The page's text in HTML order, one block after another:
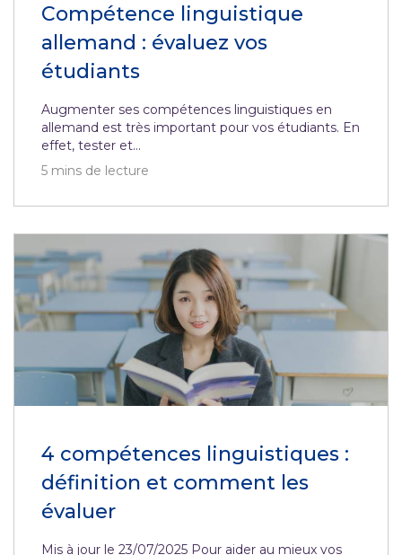
Compétence linguistique
allemand : évaluez vos
étudiants
Augmenter ses compétences linguistiques en
allemand est très important pour vos étudiants. En
effet, tester et...
5 mins de lecture
4 compétences linguistiques :
définition et comment les
évaluer
Mis à jour le 23/07/2025 Pour aider au mieux vos